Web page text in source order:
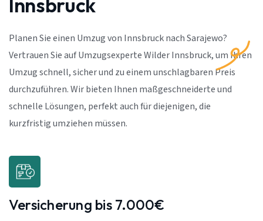
Planen Sie einen Umzug von Innsbruck nach Sarajewo?
Vertrauen Sie auf Umzugsexperte Wilder Innsbruck, um Ihren
Umzug schnell, sicher und zu einem unschlagbaren Preis
durchzuführen. Wir bieten Ihnen maßgeschneiderte und
schnelle Lösungen, perfekt auch für diejenigen, die
kurzfristig umziehen müssen.
Versicherung bis 7.000€